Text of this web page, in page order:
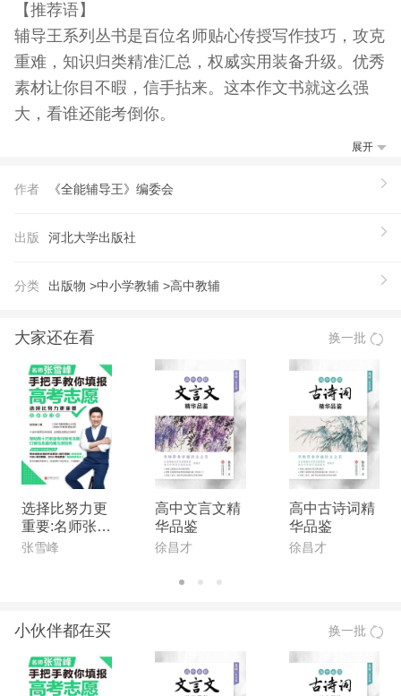
【推荐语】
辅导王系列丛书是百位名师贴心传授写作技巧，攻克
重难，知识归类精准汇总，权威实用装备升级。优秀
素材让你目不暇，信手拈来。这本作文书就这么强
大，看谁还能考倒你。
展开
作者 《全能辅导王》编委会
出版 河北大学出版社
分类 出版物 >中小学教辅 >高中教辅
大家还在看 换一批
选择比努力更
重要:名师张雪
峰手把手教你
张雪峰
高中文言文精
华品鉴
徐昌才
高中古诗词精
华品鉴
徐昌才
小伙伴都在买 换一批